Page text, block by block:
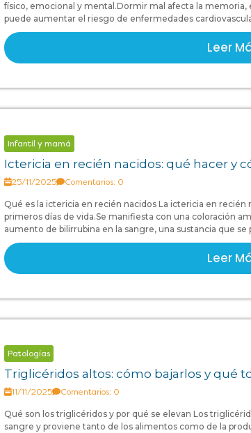
físico, emocional y mental.Dormir mal afecta la
puede aumentar el riesgo de enfermedades
Leer
Infantil y mamá
Ictericia en recién nacidos: qué hacer y
25/11/2025 Comentarios: 0
Qué es la ictericia en recién nacidos La ictericia en
primeros días de vida.Se manifiesta con una coloración
aumento de bilirrubina en la sangre, una sustancia que se
Leer
Patologías
Triglicéridos altos: cómo bajarlos y qué
11/11/2025 Comentarios: 0
Qué son los triglicéridos y por qué se elevan Los
sangre y proviene tanto de los alimentos como de la